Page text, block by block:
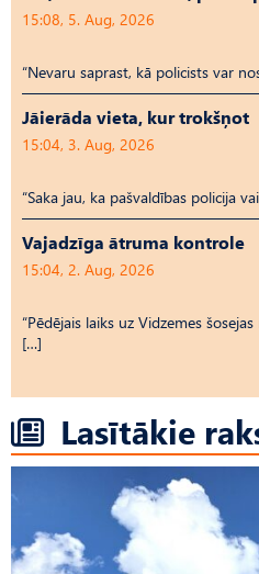
15:08, 5. Aug, 2026
“Nevaru saprast, kā policists var
Jāierāda vieta, kur trokšņot
15:04, 3. Aug, 2026
“Saka jau, ka pašvaldības policija
Vajadzīga ātruma kontrole
15:04, 2. Aug, 2026
“Pēdējais laiks uz Vid­ze­mes
[…]
Lasītākie